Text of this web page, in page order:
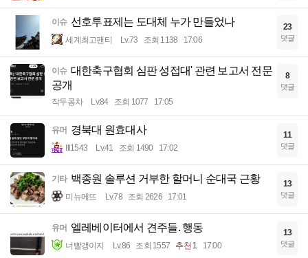
이슈 선호투표제는 도대체 누가 만들었나
세계최고팬티 Lv.73 조회 1138 17:06
23
댓글
이슈 대한축구협회 심판 성접대' 관련 보고서 전문
공개
작두콩차 Lv.84 조회 1077 17:05
8
댓글
유머 경북대 원효대사
Ill1543 Lv.41 조회 1490 17:02
11
댓글
기타 백종원 솔루션 거부한 할머니 순대국 근황
미뉴에뜨 Lv.78 조회 2626 17:01
13
댓글
유머 엘레베이터에서 견주들. 행동
너빨갱이지 Lv.86 조회 1557 추천 1 17:00
13
댓글